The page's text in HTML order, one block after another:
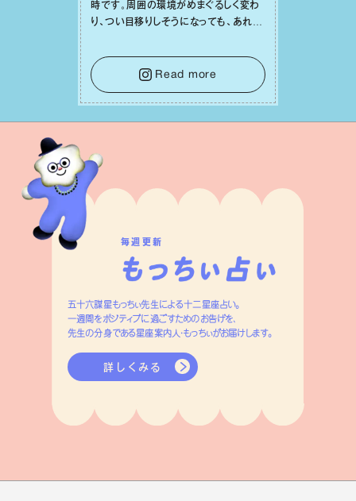
時です。周囲の環境がめまぐるしく変わ
り、つい⽬移りしそうになっても、あれこ
をそっと⼿放し、⽬の前のことに集中しま
しょう。そのブレない決意が、あなたにと
って有意義で安定した成果を引き寄せま
す。
Read more
毎週更新
五十六謀星もっちぃ先生による十二星座占い。
一週間をポジティブに過ごすためのお告げを、
先生の分身である星座案内人・もっちぃがお届けします。
詳しくみる